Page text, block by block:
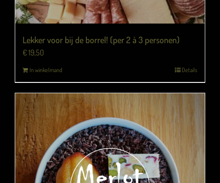
Lekker voor bij de borrel! (per 2 à 3 personen)
€19,50
In winkelmand Details